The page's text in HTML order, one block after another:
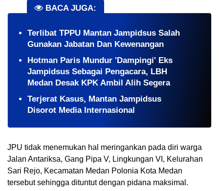
BACA JUGA:
Terlibat TPPU Mantan Jampidsus Salah
Gunakan Jabatan Dan Kewenangan
Hotman Paris Mundur 'Dampingi' Eks
Jampidsus Sebagai Pengacara, LBH
Medan Desak KPK Ambil Alih Segera
Terjerat Kasus, Mantan Jampidsus
Disorot Media Internasional
JPU tidak menemukan hal meringankan pada diri warga
Jalan Antariksa, Gang Pipa V, Lingkungan VI, Kelurahan
Sari Rejo, Kecamatan Medan Polonia Kota Medan
tersebut sehingga dituntut dengan pidana maksimal.